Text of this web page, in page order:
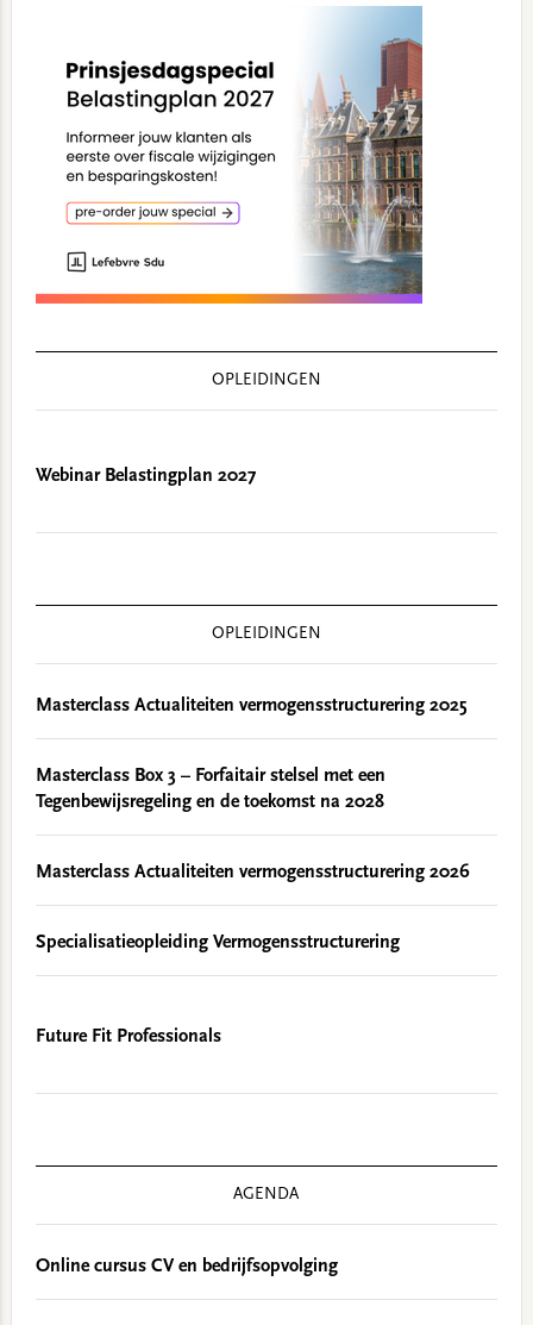
OPLEIDINGEN
Webinar Belastingplan 2027
OPLEIDINGEN
Masterclass Actualiteiten vermogensstructurering 2025
Masterclass Box 3 – Forfaitair stelsel met een
Tegenbewijsregeling en de toekomst na 2028
Masterclass Actualiteiten vermogensstructurering 2026
Specialisatieopleiding Vermogensstructurering
Future Fit Professionals
AGENDA
Online cursus CV en bedrijfsopvolging